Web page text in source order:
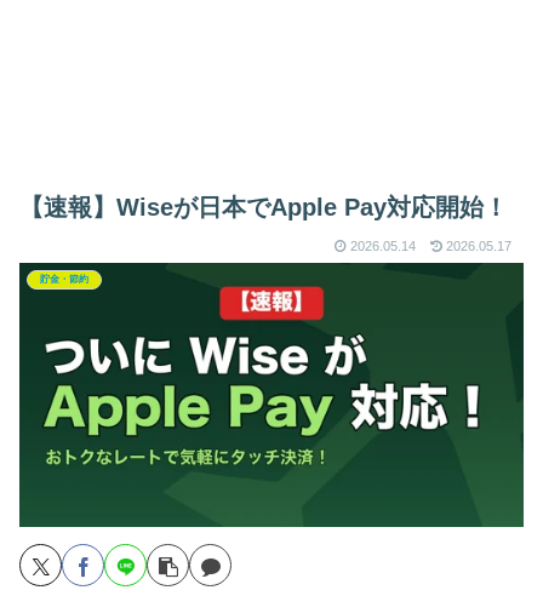
【速報】Wiseが日本でApple Pay対応開始！
2026.05.14 2026.05.17
貯金・節約